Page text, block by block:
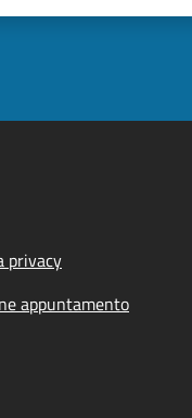
privacy
appuntamento